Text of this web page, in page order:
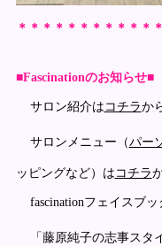
＊＊＊＊＊＊＊＊＊＊＊
■Fascinationのお知らせ■
サロン紹介は コチラか
サロンメニュー（パー
ッピングなど）は コチラ
fascinationフェイスブ
「藤原純子の志事スタ